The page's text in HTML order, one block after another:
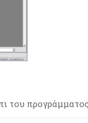
του